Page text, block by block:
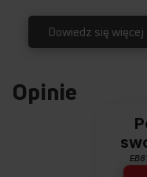
Dowiedz się więcej
Opinie